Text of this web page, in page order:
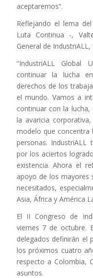
aceptaremos”.
Reflejando el lema
Luta Continua -,
General de IndustriALL,
“IndustriALL Global
continuar la lucha
derechos de los
el mundo. Vamos a
continuar con la
la avaricia
modelo que concentra
personas.
por los aciertos
existencia. Ahora el
apoyo de los mayores
necesitados,
Asia, África y América
El II Congreso de
viernes 7 de octubre.
delegados definirán el
los próximos cuatro
respecto a Colombia,
asuntos.